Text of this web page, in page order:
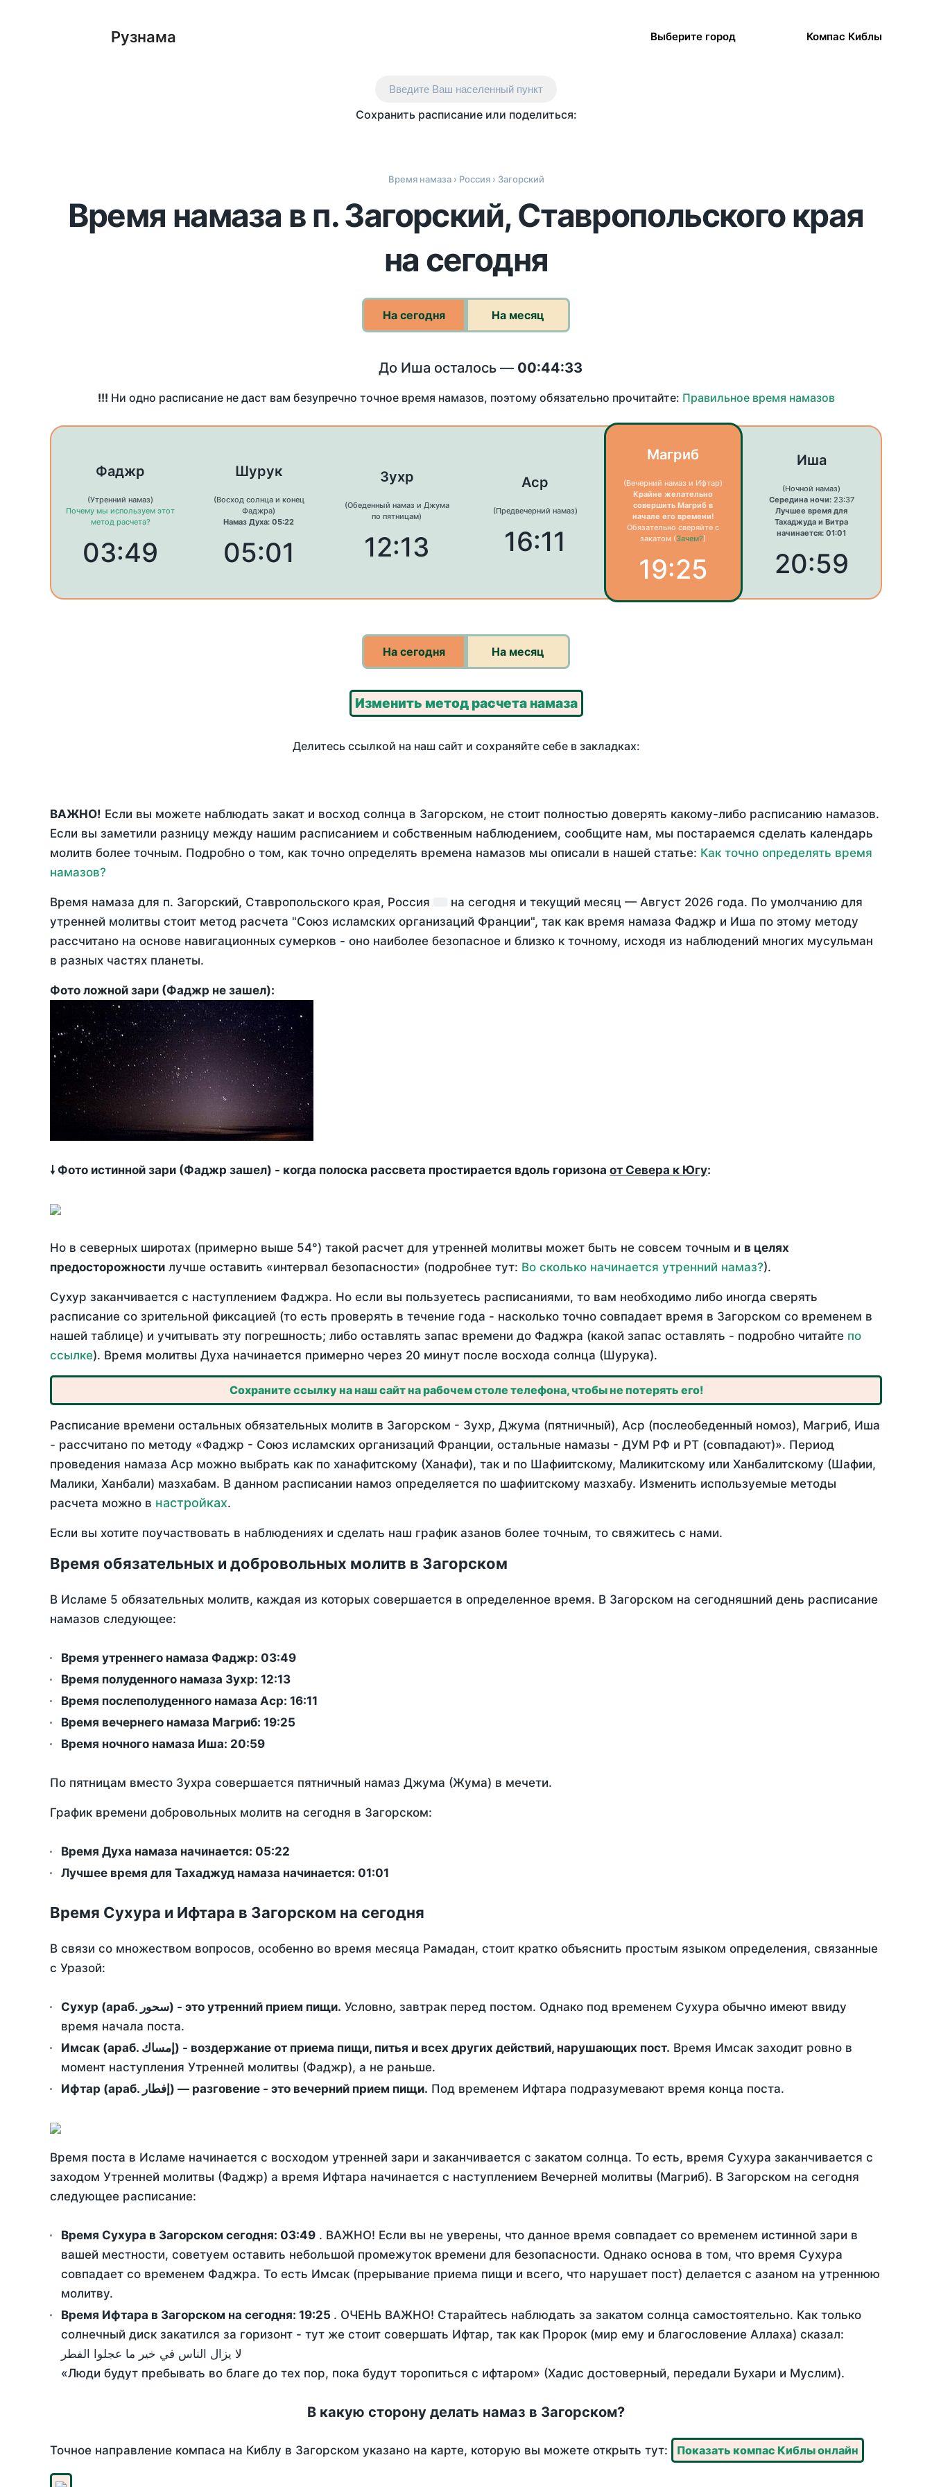
Рузнама Выберите город Компас Киблы
Введите Ваш населенный пункт
Сохранить расписание или поделиться:
Время намаза› Россия› Загорский
Время намаза в п. Загорский, Ставропольского края
на сегодня
На сегодня На месяц
До Иша осталось — 00:44:33
!!! Ни одно расписание не даст вам безупречно точное время намазов, поэтому обязательно прочитайте: Правильное время намазов
Фаджр
(Утренний намаз)
Почему мы используем этот
метод расчета?
03:49
Шурук
(Восход солнца и конец
Фаджра)
Намаз Духа: 05:22
05:01
Зухр
(Обеденный намаз и Джума
по пятницам)
12:13
Аср
(Предвечерний намаз)
16:11
Магриб
(Вечерний намаз и Ифтар)
Крайне желательно
совершить Магриб в
начале его времени!
Обязательно сверяйте с
закатом (Зачем?)
19:25
Иша
(Ночной намаз)
Середина ночи:23:37
Лучшее время для
Тахаджуда и Витра
начинается: 01:01
20:59
На сегодня На месяц
Изменить метод расчета намаза
Делитесь ссылкой на наш сайт и сохраняйте себе в закладках:
ВАЖНО! Если вы можете наблюдать закат и восход солнца в Загорском, не стоит полностью доверять какому-либо расписанию намазов.
Если вы заметили разницу между нашим расписанием и собственным наблюдением, сообщите нам, мы постараемся сделать календарь
молитв более точным. Подробно о том, как точно определять времена намазов мы описали в нашей статье: Как точно определять время
намазов?
Время намаза для п. Загорский, Ставропольского края, Россия на сегодня и текущий месяц — Август 2026 года. По умолчанию для
утренней молитвы стоит метод расчета "Союз исламских организаций Франции", так как время намаза Фаджр и Иша по этому методу
рассчитано на основе навигационных сумерков - оно наиболее безопасное и близко к точному, исходя из наблюдений многих мусульман
в разных частях планеты.
Фото ложной зари (Фаджр не зашел):
🠗 Фото истинной зари (Фаджр зашел) - когда полоска рассвета простирается вдоль горизона от Севера к Югу:
Но в северных широтах (примерно выше 54°) такой расчет для утренней молитвы может быть не совсем точным и в целях
предосторожности лучше оставить «интервал безопасности» (подробнее тут: Во сколько начинается утренний намаз?).
Сухур заканчивается с наступлением Фаджра. Но если вы пользуетесь расписаниями, то вам необходимо либо иногда сверять
расписание со зрительной фиксацией (то есть проверять в течение года - насколько точно совпадает время в Загорском со временем в
нашей таблице) и учитывать эту погрешность; либо оставлять запас времени до Фаджра (какой запас оставлять - подробно читайте по
ссылке). Время молитвы Духа начинается примерно через 20 минут после восхода солнца (Шурука).
Сохраните ссылку на наш сайт на рабочем столе телефона, чтобы не потерять его!
Расписание времени остальных обязательных молитв в Загорском - Зухр, Джума (пятничный), Аср (послеобеденный номоз), Магриб, Иша
- рассчитано по методу «Фаджр - Союз исламских организаций Франции, остальные намазы - ДУМ РФ и РТ (совпадают)». Период
проведения намаза Аср можно выбрать как по ханафитскому (Ханафи), так и по Шафиитскому, Маликитскому или Ханбалитскому (Шафии,
Малики, Ханбали) мазхабам. В данном расписании намоз определяется по шафиитскому мазхабу. Изменить используемые методы
расчета можно в настройках.
Если вы хотите поучаствовать в наблюдениях и сделать наш график азанов более точным, то свяжитесь с нами.
Время обязательных и добровольных молитв в Загорском
В Исламе 5 обязательных молитв, каждая из которых совершается в определенное время. В Загорском на сегодняшний день расписание
намазов следующее:
Время утреннего намаза Фаджр: 03:49
Время полуденного намаза Зухр: 12:13
Время послеполуденного намаза Аср: 16:11
Время вечернего намаза Магриб: 19:25
Время ночного намаза Иша: 20:59
По пятницам вместо Зухра совершается пятничный намаз Джума (Жума) в мечети.
График времени добровольных молитв на сегодня в Загорском:
Время Духа намаза начинается: 05:22
Лучшее время для Тахаджуд намаза начинается: 01:01
Время Сухура и Ифтара в Загорском на сегодня
В связи со множеством вопросов, особенно во время месяца Рамадан, стоит кратко объяснить простым языком определения, связанные
с Уразой:
Сухур (араб. سحور) - это утренний прием пищи. Условно, завтрак перед постом. Однако под временем Сухура обычно имеют ввиду
время начала поста.
Имсак (араб. إمساك) - воздержание от приема пищи, питья и всех других действий, нарушающих пост. Время Имсак заходит ровно в
момент наступления Утренней молитвы (Фаджр), а не раньше.
Ифтар (араб. إفطار) — разговение - это вечерний прием пищи. Под временем Ифтара подразумевают время конца поста.
Время поста в Исламе начинается с восходом утренней зари и заканчивается с закатом солнца. То есть, время Сухура заканчивается с
заходом Утренней молитвы (Фаджр) а время Ифтара начинается с наступлением Вечерней молитвы (Магриб). В Загорском на сегодня
следующее расписание:
Время Сухура в Загорском сегодня: 03:49 . ВАЖНО! Если вы не уверены, что данное время совпадает со временем истинной зари в
вашей местности, советуем оставить небольшой промежуток времени для безопасности. Однако основа в том, что время Сухура
совпадает со временем Фаджра. То есть Имсак (прерывание приема пищи и всего, что нарушает пост) делается с азаном на утреннюю
молитву.
Время Ифтара в Загорском на сегодня: 19:25 . ОЧЕНЬ ВАЖНО! Старайтесь наблюдать за закатом солнца самостоятельно. Как только
солнечный диск закатился за горизонт - тут же стоит совершать Ифтар, так как Пророк (мир ему и благословение Аллаха) сказал:
لا يزال الناس في خير ما عجلوا الفطر
«Люди будут пребывать во благе до тех пор, пока будут торопиться с ифтаром» (Хадис достоверный, передали Бухари и Муслим).
В какую сторону делать намаз в Загорском?
Точное направление компаса на Киблу в Загорском указано на карте, которую вы можете открыть тут: Показать компас Киблы онлайн